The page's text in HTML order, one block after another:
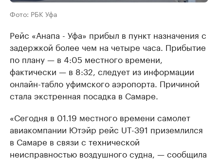
Фото: РБК Уфа
Рейс «Анапа - Уфа» прибыл в пункт назначения с
задержкой более чем на четыре часа. Прибытие
по плану — в 4:05 местного времени,
фактически — в 8:32, следует из информации
онлайн-табло уфимского аэропорта. Причиной
стала экстренная посадка в Самаре.
«Сегодня в 01.19 местного времени самолет
авиакомпании Ютэйр рейс UT-391 приземлился
в Самаре в связи с технической
неисправностью воздушного судна, — сообщила